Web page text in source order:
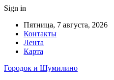
Sign in
Пятница, 7 августа, 2026
Контакты
Лента
Карта
Городок и Шумилино